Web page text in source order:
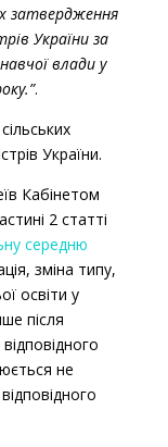
затвердження
України за
влади у
.
України.
Кабінетом
2 статті
середню
зміна типу,
освіти у
після
не
відповідного